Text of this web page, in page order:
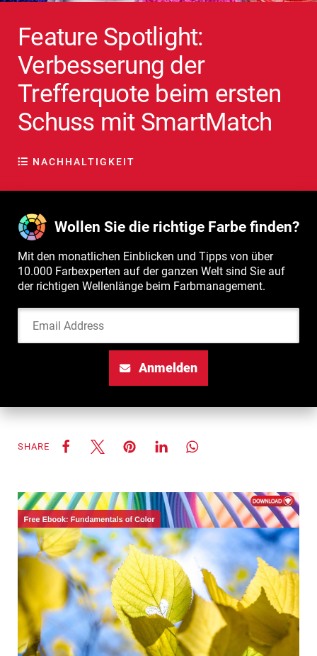
Feature Spotlight:
Verbesserung der
Trefferquote beim ersten
Schuss mit SmartMatch
NACHHALTIGKEIT
SHARE
Wollen Sie die richtige Farbe finden?
Mit den monatlichen Einblicken und Tipps von über
10.000 Farbexperten auf der ganzen Welt sind Sie auf
der richtigen Wellenlänge beim Farbmanagement.
Email Address
Anmelden